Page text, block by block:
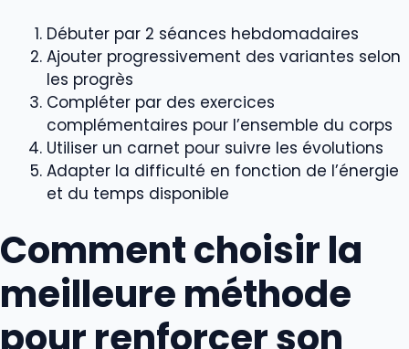
Débuter par 2 séances hebdomadaires
Ajouter progressivement des variantes selon
les progrès
Compléter par des exercices
complémentaires pour l’ensemble du corps
Utiliser un carnet pour suivre les évolutions
Adapter la difficulté en fonction de l’énergie
et du temps disponible
Comment choisir la
meilleure méthode
pour renforcer son